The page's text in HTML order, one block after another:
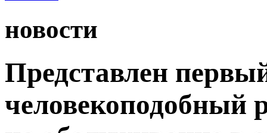
новости
Представлен
человекоподобный